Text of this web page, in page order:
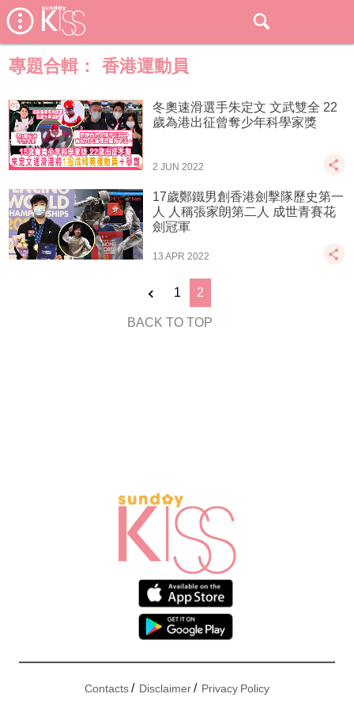
專題合輯： 香港運動員
冬奧速滑選手朱定文 文武雙全 22
歲為港出征曾奪少年科學家獎
2 JUN 2022
17歲鄭鐵男創香港劍擊隊歷史第一
人 人稱張家朗第二人 成世青賽花
劍冠軍
13 APR 2022
1 2
BACK TO TOP
Contacts/ Disclaimer/ Privacy Policy